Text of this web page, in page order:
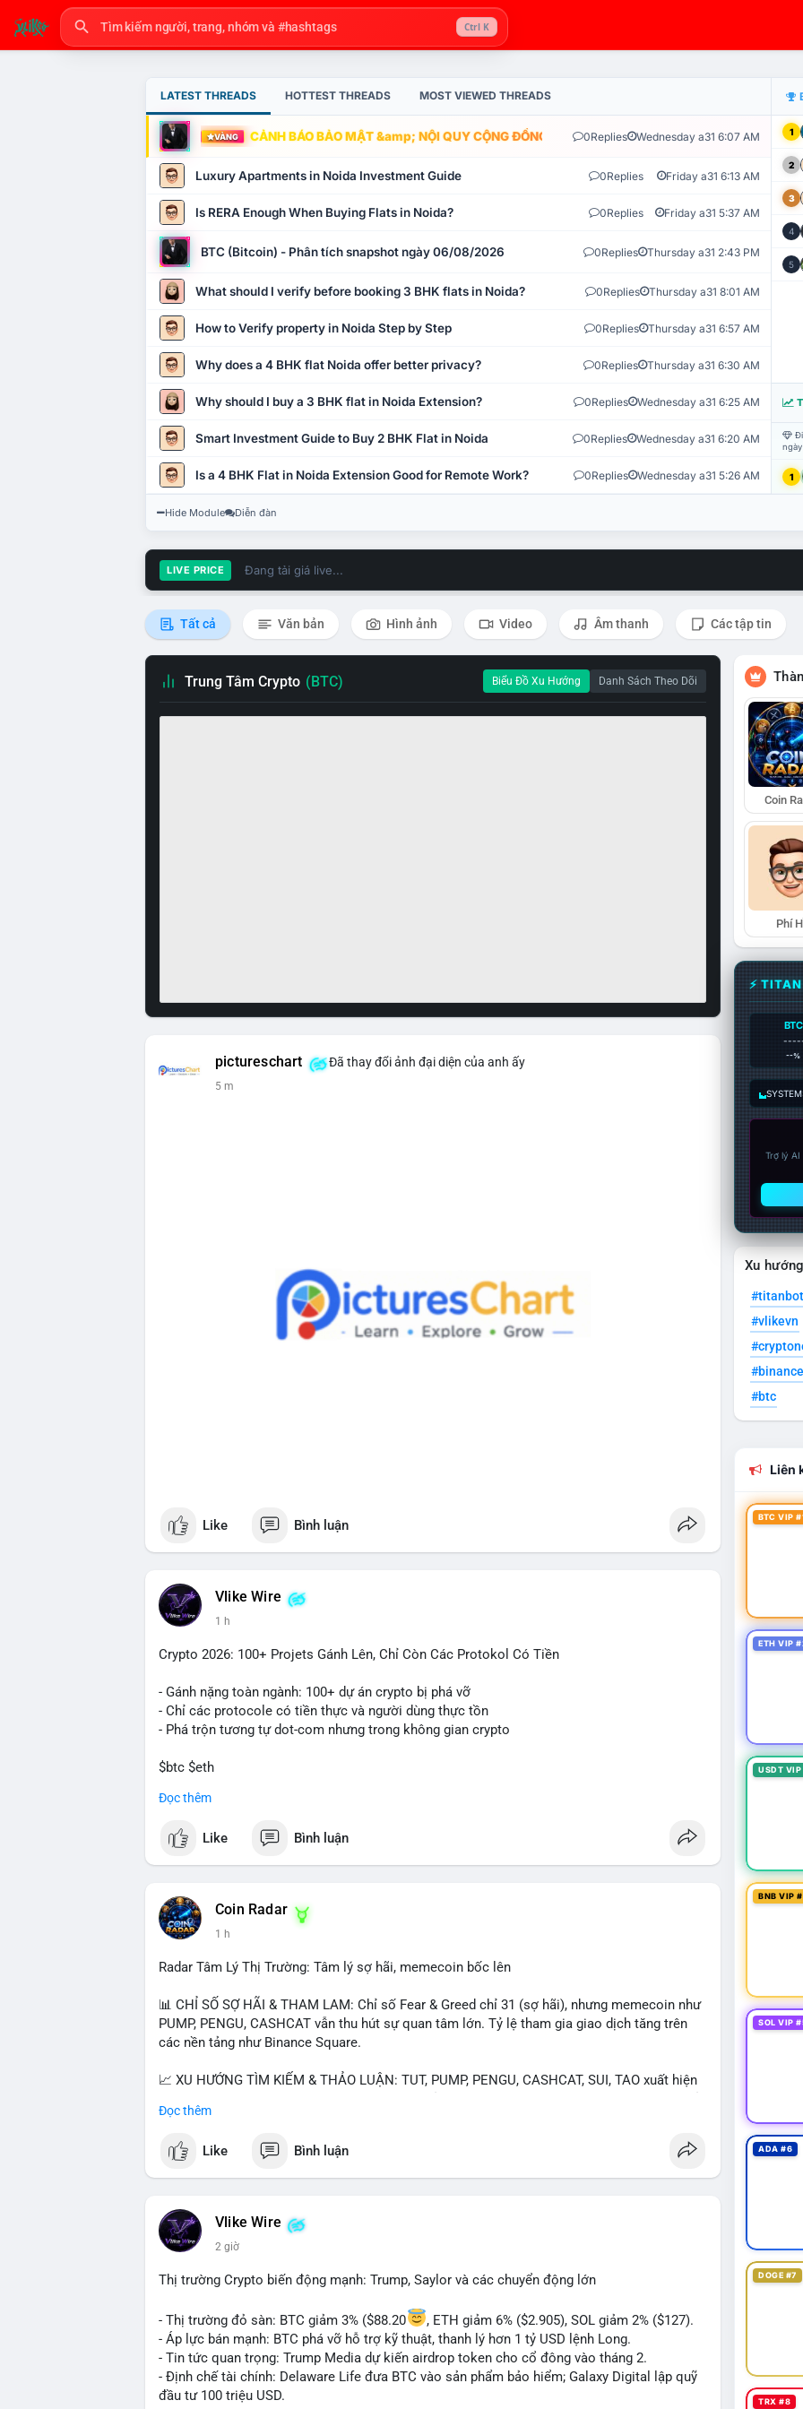
Ctrl K
LATEST THREADS HOTTEST THREADS MOST VIEWED THREADS
VÀNG CẢNH BÁO BẢO MẬT &amp; NỘI QUY CỘNG ĐỒNG VLIKE.VN: HỆ THỐNG GIÁM SÁT TỰ
0Replies Wednesday a31 6:07 AM
Luxury Apartments in Noida Investment Guide 0Replies Friday a31 6:13 AM
Is RERA Enough When Buying Flats in Noida? 0Replies Friday a31 5:37 AM
BTC (Bitcoin) - Phân tích snapshot ngày 06/08/2026 0Replies Thursday a31 2:43 PM
What should I verify before booking 3 BHK flats in Noida? 0Replies Thursday a31 8:01 AM
How to Verify property in Noida Step by Step 0Replies Thursday a31 6:57 AM
Why does a 4 BHK flat Noida offer better privacy? 0Replies Thursday a31 6:30 AM
Why should I buy a 3 BHK flat in Noida Extension? 0Replies Wednesday a31 6:25 AM
Smart Investment Guide to Buy 2 BHK Flat in Noida 0Replies Wednesday a31 6:20 AM
Is a 4 BHK Flat in Noida Extension Good for Remote Work? 0Replies Wednesday a31 5:26 AM
1
2
3
4
5
1
Hide Module Diễn đàn
LIVE PRICE Đang tải giá live...
Tất cả Văn bản Hình ảnh Video Âm thanh Các tập tin
Trung Tâm Crypto (BTC) Biểu Đồ Xu Hướng Danh Sách Theo Dõi
pictureschart Đã thay đổi ảnh đại diện của anh ấy
5 m
Like Bình luận
Vlike Wire
1 h
Crypto 2026: 100+ Projets Gánh Lên, Chỉ Còn Các Protokol Có Tiền
- Gánh nặng toàn ngành: 100+ dự án crypto bị phá vỡ
- Chỉ các protocole có tiền thực và người dùng thực tồn
- Phá trộn tương tự dot-com nhưng trong không gian crypto
$btc $eth
#vlikevn
📰 Nguồn: CoinDesk
Đọc thêm
Like Bình luận
Coin Radar
1 h
Radar Tâm Lý Thị Trường: Tâm lý sợ hãi, memecoin bốc lên
📊 CHỈ SỐ SỢ HÃI & THAM LAM: Chỉ số Fear & Greed chỉ 31 (sợ hãi), nhưng memecoin như
PUMP, PENGU, CASHCAT vẫn thu hút sự quan tâm lớn. Tỷ lệ tham gia giao dịch tăng trên
các nền tảng như Binance Square.
📈 XU HƯỚNG TÌM KIẾM & THẢO LUẬN: TUT, PUMP, PENGU, CASHCAT, SUI, TAO xuất hiện
đề hấp dẫn. Bàn tán về SPCX và SAGA cũng hấp dẫn.
💬 DÒNG CHẢY TIN TỨC & TRUYỀN THÔNG: Bàn tán về "long SAGA", "short SPCX", và "đã
ngồi ăn ở khách sạn 5*" (từ bài đăng Binance Square). Tin tức về BIP-110 Bitcoin và SKR
💡 NHẬN ĐỊNH & KHUYẾN NGHỊ: Tâm lý thị trường phân cực. Sợ hãi do chỉ số thấp nhưng
xu hướng memecoin và tin tức tích cực (BTC ETF, SKR) tạo áp lực lên giá. Rủi ro từ các đề
nhân.
📊 Nguồn: Radar Tâm Lý Thị Trường
Đọc thêm
Like Bình luận
Vlike Wire
2 giờ
Thị trường Crypto biến động mạnh: Trump, Saylor và các chuyển động lớn
- Thị trường đỏ sàn: BTC giảm 3% ($88.20
, ETH giảm 6% ($2.905), SOL giảm 2% ($127).
- Áp lực bán mạnh: BTC phá vỡ hỗ trợ kỹ thuật, thanh lý hơn 1 tỷ USD lệnh Long.
- Tin tức quan trọng: Trump Media dự kiến airdrop token cho cổ đông vào tháng 2.
- Định chế tài chính: Delaware Life đưa BTC vào sản phẩm bảo hiểm; Galaxy Digital lập quỹ
đầu tư 100 triệu USD.
Coin
Phí
⚡
BTC
--%
Trợ lý
Xu
#titanbot
#vlikevn
#btc
Liên
BTC VIP
ETH VIP
USDT
BNB VIP
SOL VIP
ADA #6
DOGE #7
TRX #8